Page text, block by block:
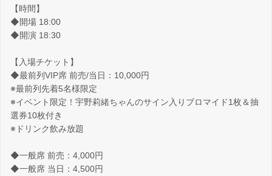
【時間】
◆開場 18:00
◆開演 18:30
【入場チケット】
◆最前列VIP席 前売/当日：10,000円
※最前列先着5名様限定
※イベント限定！宇野莉緒ちゃんのサイン入りブロマイド1枚＆抽
選券10枚付き
※ドリンク飲み放題
◆一般席 前売：4,000円
◆一般席 当日：4,500円